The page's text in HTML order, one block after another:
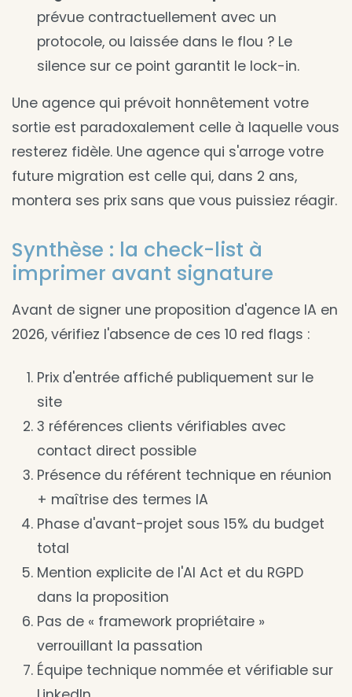
prévue contractuellement avec un
protocole, ou laissée dans le flou ? Le
silence sur ce point garantit le lock-in.
Une agence qui prévoit honnêtement votre
sortie est paradoxalement celle à laquelle vous
resterez fidèle. Une agence qui s'arroge votre
future migration est celle qui, dans 2 ans,
montera ses prix sans que vous puissiez réagir.
Synthèse : la check-list à
imprimer avant signature
Avant de signer une proposition d'agence IA en
2026, vérifiez l'absence de ces 10 red flags :
Prix d'entrée affiché publiquement sur le
site
3 références clients vérifiables avec
contact direct possible
Présence du référent technique en réunion
+ maîtrise des termes IA
Phase d'avant-projet sous 15% du budget
total
Mention explicite de l'AI Act et du RGPD
dans la proposition
Pas de « framework propriétaire »
verrouillant la passation
Équipe technique nommée et vérifiable sur